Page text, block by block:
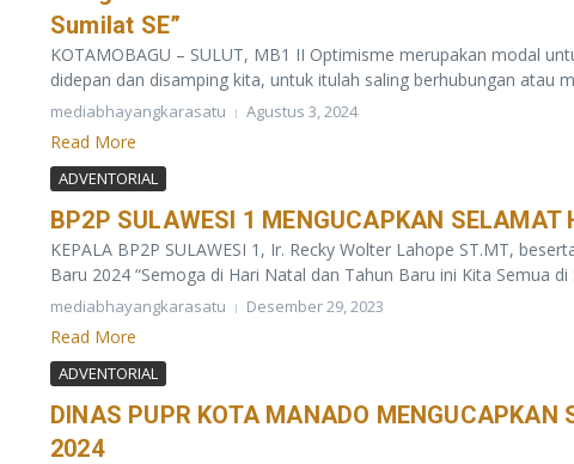
Sumilat SE”
KOTAMOBAGU – SULUT, MB1 II Optimisme merupakan modal
didepan dan disamping kita, untuk itulah saling berhubungan atau
mediabhayangkarasatu Agustus 3, 2024
Read More
ADVENTORIAL
BP2P SULAWESI 1 MENGUCAPKAN
KEPALA BP2P SULAWESI 1, Ir. Recky Wolter Lahope ST.MT,
Baru 2024 “Semoga di Hari Natal dan Tahun Baru ini Kita Semua di
mediabhayangkarasatu Desember 29, 2023
Read More
ADVENTORIAL
DINAS PUPR KOTA MANADO
2024